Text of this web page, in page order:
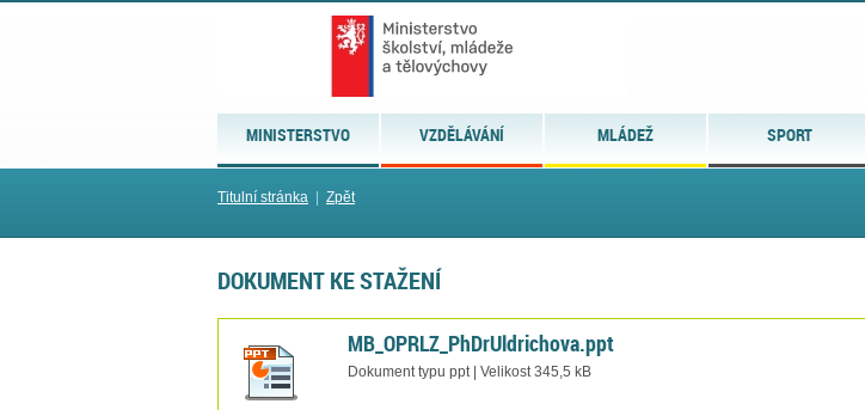
MINISTERSTVO VZDĚLÁVÁNÍ MLÁDEŽ SPORT
Titulní stránka Zpět
DOKUMENT KE STAŽENÍ
MB_OPRLZ_PhDrUldrichova.ppt
Dokument typu ppt | Velikost 345,5 kB